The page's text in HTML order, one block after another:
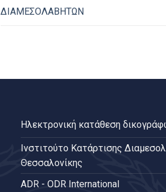
ΔΙΑΜΕΣΟΛΑΒΗΤΩΝ
Ηλεκτρονική κατάθεση
Ινστιτούτο Κατάρτισης
Θεσσαλονίκης
ADR - ODR International